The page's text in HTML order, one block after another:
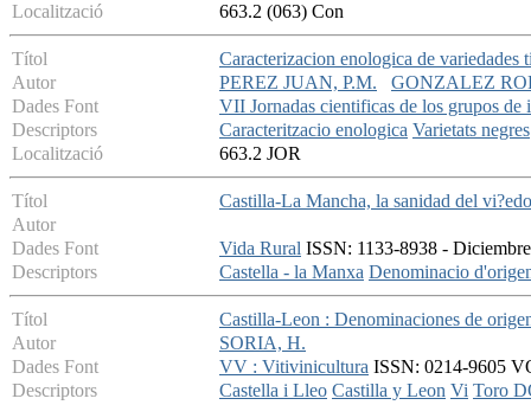
Localització
663.2 (063) Con
Títol
Caracterizacion enologica de
Autor
PEREZ JUAN, P.M.
GONZALEZ
Dades Font
VII Jornadas cientificas de los grupos de
Descriptors
Caracteritzacio enologica Varietats negres
Localització
663.2 JOR
Títol
Castilla-La Mancha, la sanidad del
Autor
Dades Font
Vida Rural ISSN: 1133-8938 -
Descriptors
Castella - la Manxa Denominacio
Títol
Castilla-Leon : Denominaciones de
Autor
SORIA, H.
Dades Font
VV : Vitivinicultura ISSN: 0214-9605
Descriptors
Castella i Lleo Castilla y Leon Vi Toro